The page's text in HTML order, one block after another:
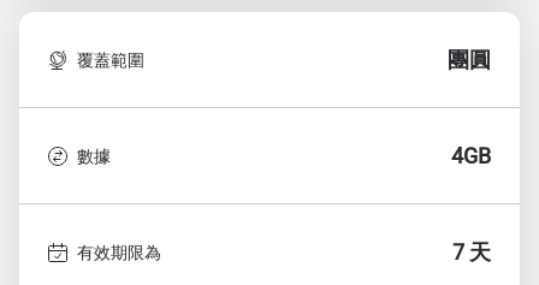
覆蓋範圍 團圓
數據 4GB
有效期限為 7 天